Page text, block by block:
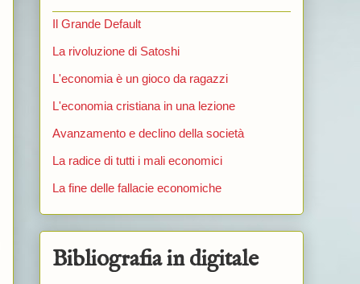
Il Grande Default
La rivoluzione di Satoshi
L'economia è un gioco da ragazzi
L'economia cristiana in una lezione
Avanzamento e declino della società
La radice di tutti i mali economici
La fine delle fallacie economiche
Bibliografia in digitale